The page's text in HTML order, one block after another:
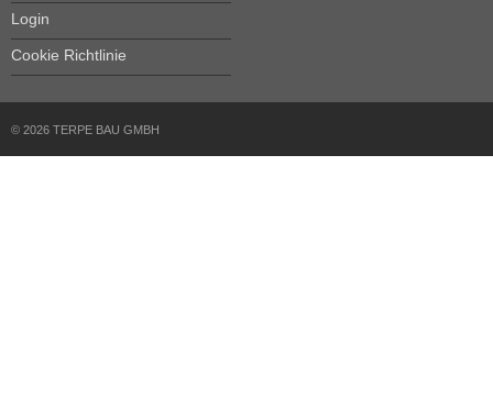
Login
Cookie Richtlinie
© 2026 TERPE BAU GMBH